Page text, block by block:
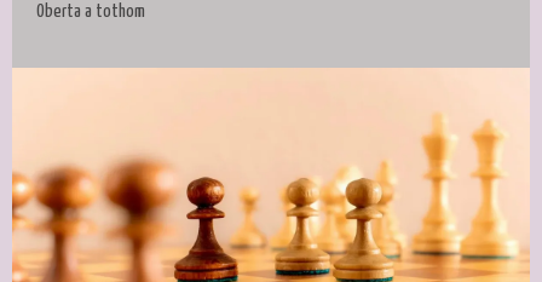
Oberta a tothom